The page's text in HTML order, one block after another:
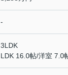
-
3LDK
LDK 16.0帖/洋室 7.0